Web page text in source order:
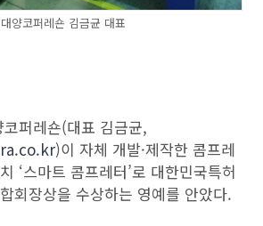
대양코퍼레숀 김금균 대표
퍼레숀(대표 김금균,
)이 자체 개발·제작한 콤프레
‘스마트 콤프레터’로 대한민국특허
회장상을 수상하는 영예를 안았다.